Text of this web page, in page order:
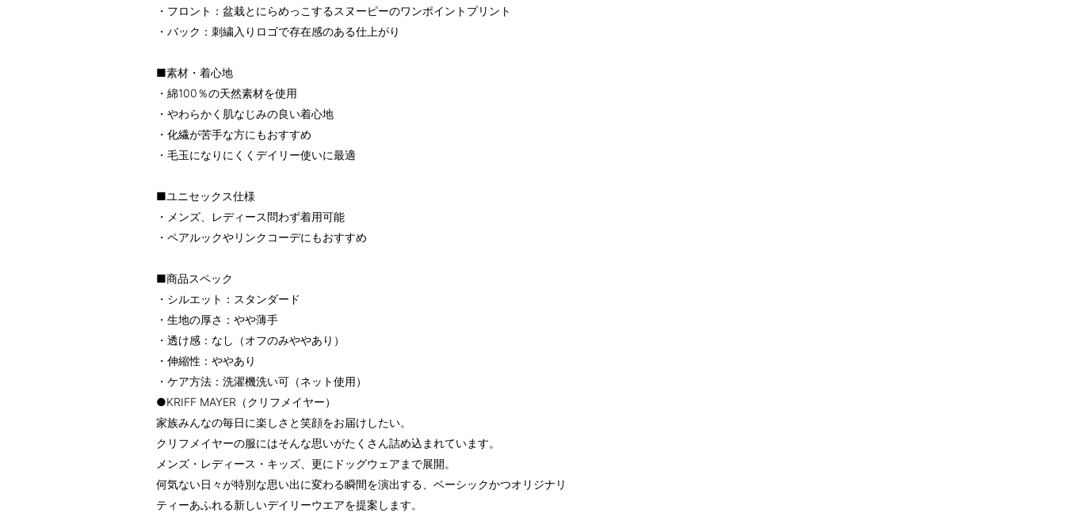
・フロント：盆栽とにらめっこするスヌーピーのワンポイントプリント
・バック：刺繍入りロゴで存在感のある仕上がり
■素材・着心地
・綿100％の天然素材を使用
・やわらかく肌なじみの良い着心地
・化繊が苦手な方にもおすすめ
・毛玉になりにくくデイリー使いに最適
■ユニセックス仕様
・メンズ、レディース問わず着用可能
・ペアルックやリンクコーデにもおすすめ
■商品スペック
・シルエット：スタンダード
・生地の厚さ：やや薄手
・透け感：なし（オフのみややあり）
・伸縮性：ややあり
・ケア方法：洗濯機洗い可（ネット使用）
●KRIFF MAYER（クリフメイヤー）
家族みんなの毎日に楽しさと笑顔をお届けしたい。
クリフメイヤーの服にはそんな思いがたくさん詰め込まれています。
メンズ・レディース・キッズ、更にドッグウェアまで展開。
何気ない日々が特別な思い出に変わる瞬間を演出する、ベーシックかつオリジナリ
ティーあふれる新しいデイリーウエアを提案します。